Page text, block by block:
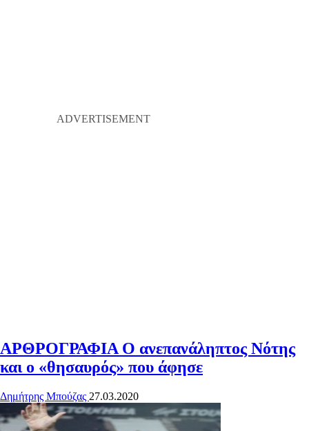
ΑΡΘΡΟΓΡΑΦΙΑ Ο ανεπανάληπτος Νότης
και ο «θησαυρός» που άφησε
Δημήτρης Μπούζας 27.03.2020